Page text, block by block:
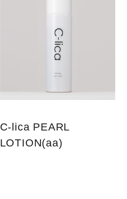
C-lica PEARL
LOTION(aa)